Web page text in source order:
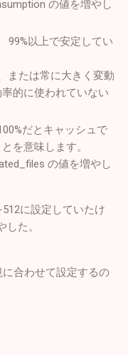
の値を増やし
99%以上で安定してい
または常に大きく変動
的に使われていない
だとキャッシュで
を意味します。
の値を増やし
に設定していたけ
た。
合わせて設定するの